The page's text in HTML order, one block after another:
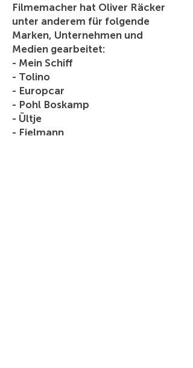
Filmemacher hat Oliver Räcker
unter anderem für folgende
Marken, Unternehmen und
Medien gearbeitet:
- Mein Schiff
- Tolino
- Europcar
- Pohl Boskamp
- Ültje
- Fielmann